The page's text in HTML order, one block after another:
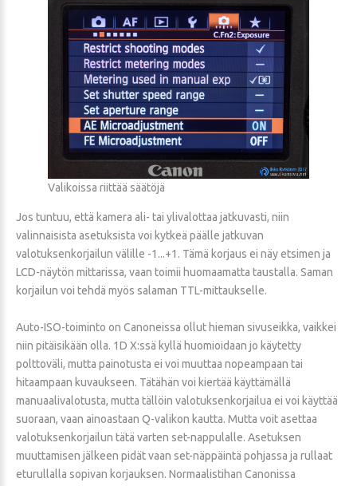
Valikoissa riittää säätöjä
Jos tuntuu, että kamera ali- tai ylivalottaa jatkuvasti, niin
valinnaisista asetuksista voi kytkeä päälle jatkuvan
valotuksenkorjailun välille -1...+1. Tämä korjaus ei näy etsimen ja
LCD-näytön mittarissa, vaan toimii huomaamatta taustalla. Saman
korjailun voi tehdä myös salaman TTL-mittaukselle.
Auto-ISO-toiminto on Canoneissa ollut hieman sivuseikka, vaikkei
niin pitäisikään olla. 1D X:ssä kyllä huomioidaan jo käytetty
polttoväli, mutta painotusta ei voi muuttaa nopeampaan tai
hitaampaan kuvaukseen. Tätähän voi kiertää käyttämällä
manuaalivalotusta, mutta tällöin valotuksenkorjailua ei voi käyttää
suoraan, vaan ainoastaan Q-valikon kautta. Mutta voit asettaa
valotuksenkorjailun tätä varten set-nappulalle. Asetuksen
muuttamisen jälkeen pidät vaan set-näppäintä pohjassa ja rullaat
eturullalla sopivan korjauksen. Normaalistihan Canonissa